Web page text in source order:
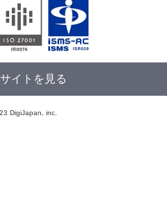
イトを見る
DigiJapan, inc.